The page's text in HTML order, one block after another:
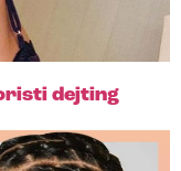
dejting